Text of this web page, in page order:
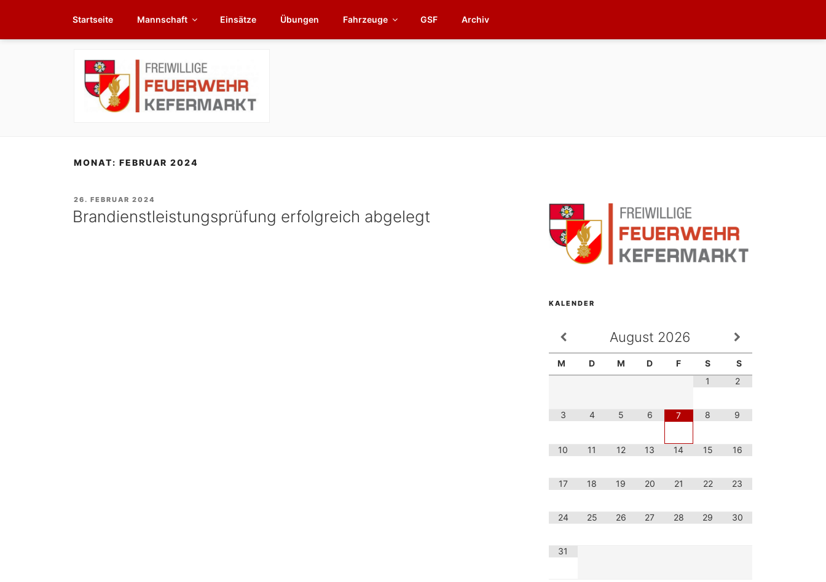
springen
Startseite Mannschaft Einsätze Übungen Fahrzeuge GSF Archiv
MONAT: FEBRUAR 2024
VERÖFFENTLICHT
26. FEBRUAR 2024
Brandienstleistungsprüfung erfolgreich abgelegt
KALENDER
August 2026
M D M D F S
S
1
2
3 4 5 6 7 8 9
10 11 12 13 14 15 16
17 18 19 20 21 22 23
24 25 26 27 28 29 30
31